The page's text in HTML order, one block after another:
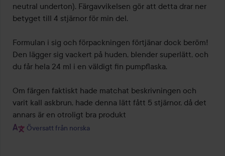
neutral underton). Färgavvikelsen gör att detta drar ner
betyget till 4 stjärnor för min del.
Formulan i sig och förpackningen förtjänar dock beröm!
Den lägger sig vackert på huden, blender superlätt, och
du får hela 24 ml i en väldigt fin pumpflaska.
Om färgen faktiskt hade matchat beskrivningen och
varit kall askbrun, hade denna lätt fått 5 stjärnor, då det
annars är en otroligt bra produkt
Översatt från norska